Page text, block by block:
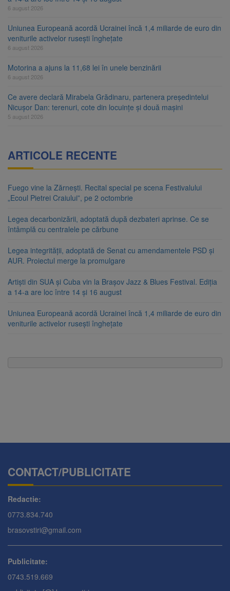
6 august 2026
Uniunea Europeană acordă Ucrainei încă 1,4 miliarde de euro din
veniturile activelor rusești înghețate
6 august 2026
Motorina a ajuns la 11,68 lei în unele benzinării
6 august 2026
Ce avere declară Mirabela Grădinaru, partenera președintelui
Nicușor Dan: terenuri, cote din locuințe și două mașini
5 august 2026
ARTICOLE RECENTE
Fuego vine la Zărnești. Recital special pe scena Festivalului
„Ecoul Pietrei Craiului”, pe 2 octombrie
Legea decarbonizării, adoptată după dezbateri aprinse. Ce se
întâmplă cu centralele pe cărbune
Legea integrității, adoptată de Senat cu amendamentele PSD și
AUR. Proiectul merge la promulgare
Artiști din SUA și Cuba vin la Brașov Jazz & Blues Festival. Ediția
a 14-a are loc între 14 și 16 august
Uniunea Europeană acordă Ucrainei încă 1,4 miliarde de euro din
veniturile activelor rusești înghețate
CONTACT/PUBLICITATE
Redactie:
0773.834.740
brasovstiri@gmail.com
Publicitate:
0743.519.669